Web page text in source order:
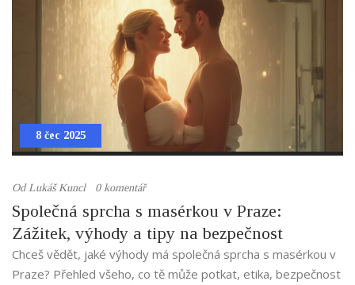
8 čec 2025
OdLukáš Kuncl 0 komentář
Společná sprcha s masérkou v Praze:
Zážitek, výhody a tipy na bezpečnost
Chceš vědět, jaké výhody má společná sprcha s masérkou v
Praze? Přehled všeho, co tě může potkat, etika, bezpečnost